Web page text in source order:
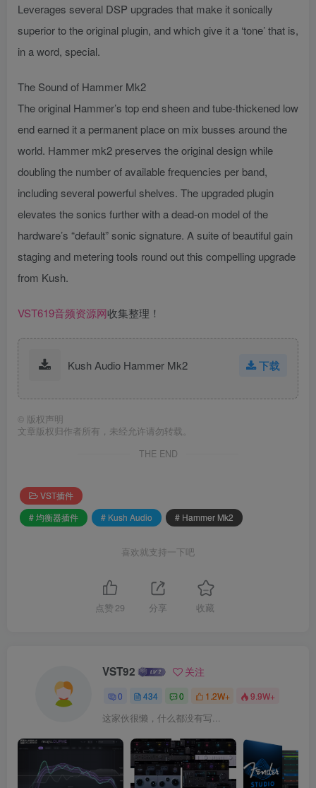
Leverages several DSP upgrades that make it sonically
superior to the original plugin, and which give it a ‘tone’ that is,
in a word, special.
The Sound of Hammer Mk2
The original Hammer’s top end sheen and tube-thickened low
end earned it a permanent place on mix busses around the
world. Hammer mk2 preserves the original design while
doubling the number of available frequencies per band,
including several powerful shelves. The upgraded plugin
elevates the sonics further with a dead-on model of the
hardware’s “default” sonic signature. A suite of beautiful gain
staging and metering tools round out this compelling upgrade
from Kush.
VST619音频资源网收集整理！
Kush Audio Hammer Mk2 下载
© 版权声明
文章版权归作者所有，未经允许请勿转载。
THE END
VST插件
# 均衡器插件
# Kush Audio # Hammer Mk2
喜欢就支持一下吧
点赞 29 分享 收藏
VST92 关注
0 434 0 1.2W+ 9.9W+
这家伙很懒，什么都没有写...